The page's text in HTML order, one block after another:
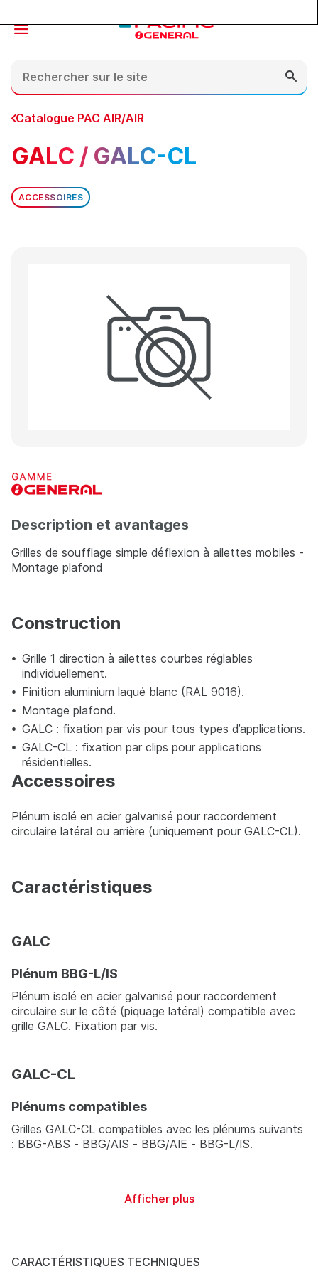
Catalogue PAC AIR/AIR
GALC / GALC-CL
ACCESSOIRES
Description et avantages
Grilles de soufflage simple déflexion à ailettes mobiles -
Montage plafond
Construction
Grille 1 direction à ailettes courbes réglables
individuellement.
Finition aluminium laqué blanc (RAL 9016).
Montage plafond.
GALC : fixation par vis pour tous types d’applications.
GALC-CL : fixation par clips pour applications
résidentielles.
Accessoires
Plénum isolé en acier galvanisé pour raccordement
circulaire latéral ou arrière (uniquement pour GALC-CL).
Caractéristiques
GALC
Plénum BBG-L/IS
Plénum isolé en acier galvanisé pour raccordement
circulaire sur le côté (piquage latéral) compatible avec
grille GALC. Fixation par vis.
GALC-CL
Plénums compatibles
Grilles GALC-CL compatibles avec les plénums suivants
: BBG-ABS - BBG/AIS - BBG/AIE - BBG-L/IS.
Afficher plus
CARACTÉRISTIQUES TECHNIQUES